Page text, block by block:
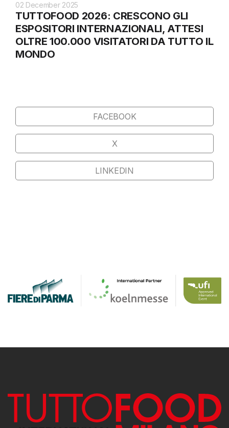
02 December 2025
TUTTOFOOD 2026: CRESCONO GLI
ESPOSITORI INTERNAZIONALI, ATTESI
OLTRE 100.000 VISITATORI DA TUTTO IL
MONDO
FACEBOOK
X
LINKEDIN